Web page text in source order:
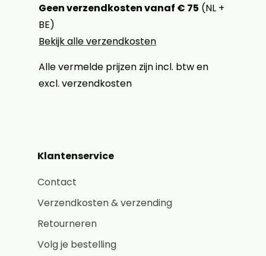
Geen verzendkosten vanaf € 75 (NL +
BE)
Bekijk alle verzendkosten
Alle vermelde prijzen zijn incl. btw en
excl. verzendkosten
Klantenservice
Contact
Verzendkosten & verzending
Retourneren
Volg je bestelling